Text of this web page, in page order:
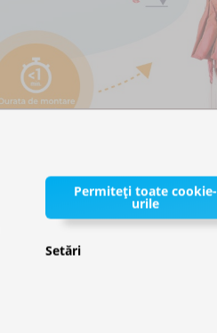
Permiteți toate cookie-
urile
Setări